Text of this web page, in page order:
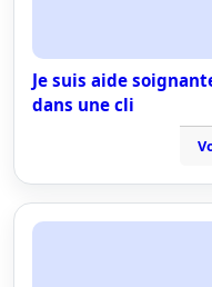
Je suis aide
dans une cli